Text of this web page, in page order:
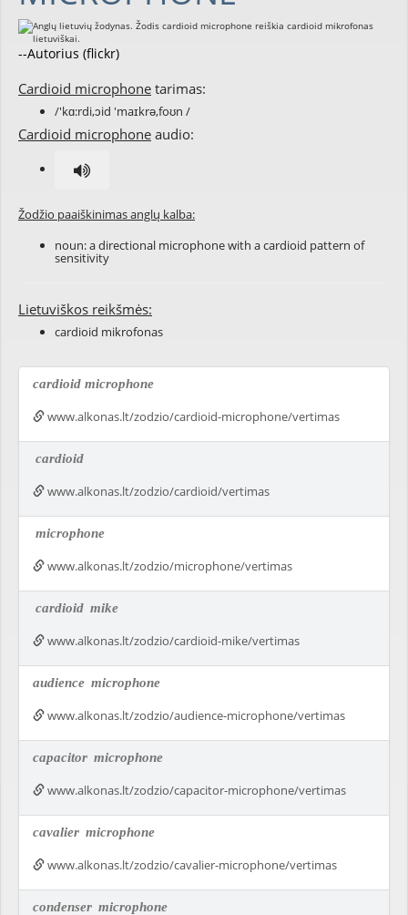
--Autorius (flickr)
Cardioid microphone tarimas:
/'kɑ:rdi,ɔid 'maɪkrə,foʊn /
Cardioid microphone audio:
Žodžio paaiškinimas anglų kalba:
noun: a directional microphone with a cardioid pattern of
sensitivity
Lietuviškos reikšmės:
cardioid mikrofonas
cardioid microphone
www.alkonas.lt/zodzio/cardioid-microphone/vertimas
cardioid
www.alkonas.lt/zodzio/cardioid/vertimas
microphone
www.alkonas.lt/zodzio/microphone/vertimas
cardioid mike
www.alkonas.lt/zodzio/cardioid-mike/vertimas
audience microphone
www.alkonas.lt/zodzio/audience-microphone/vertimas
capacitor microphone
www.alkonas.lt/zodzio/capacitor-microphone/vertimas
cavalier microphone
www.alkonas.lt/zodzio/cavalier-microphone/vertimas
condenser microphone